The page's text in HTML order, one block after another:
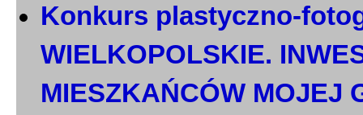
Konkurs plastyczno-
WIELKOPOLSKIE.
MIESZKAŃCÓW MOJEJ